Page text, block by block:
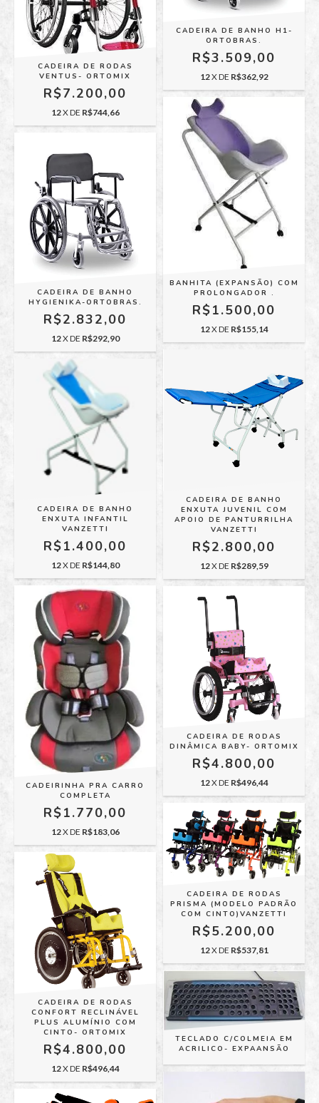
CADEIRA DE RODAS
VENTUS- ORTOMIX
R$7.200,00
12X DE R$744,66
CADEIRA DE BANHO H1-
ORTOBRAS.
R$3.509,00
12X DE R$362,92
CADEIRA DE BANHO
HYGIENIKA-ORTOBRAS.
R$2.832,00
12X DE R$292,90
BANHITA (EXPANSÃO) COM
PROLONGADOR .
R$1.500,00
12X DE R$155,14
CADEIRA DE BANHO
ENXUTA INFANTIL
VANZETTI
R$1.400,00
12X DE R$144,80
CADEIRA DE BANHO
ENXUTA JUVENIL COM
APOIO DE PANTURRILHA
VANZETTI
R$2.800,00
12X DE R$289,59
CADEIRINHA PRA CARRO
COMPLETA
R$1.770,00
12X DE R$183,06
CADEIRA DE RODAS
DINÂMICA BABY- ORTOMIX
R$4.800,00
12X DE R$496,44
CADEIRA DE RODAS
CONFORT RECLINÁVEL
PLUS ALUMÍNIO COM
CINTO- ORTOMIX
R$4.800,00
12X DE R$496,44
CADEIRA DE RODAS
PRISMA (MODELO PADRÃO
COM CINTO)VANZETTI
R$5.200,00
12X DE R$537,81
TECLADO C/COLMEIA EM
ACRILICO- EXPAANSÃO